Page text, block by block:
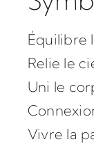
Équilibre
Relie le
Uni le
Vivre la